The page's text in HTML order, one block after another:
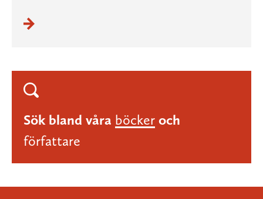
Sök bland våra böcker och
författare